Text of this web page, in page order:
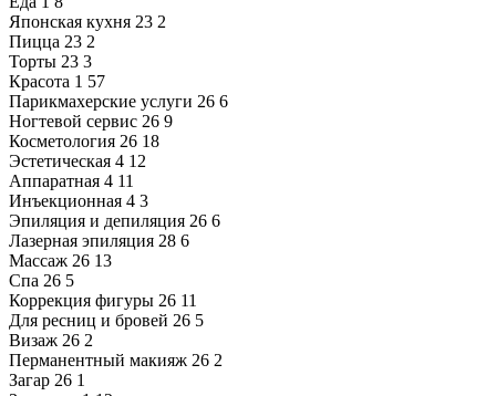
Японская кухня 23 2
Пицца 23 2
Торты 23 3
Красота 1 57
Парикмахерские услуги 26 6
Ногтевой сервис 26 9
Косметология 26 18
Эстетическая 4 12
Аппаратная 4 11
Инъекционная 4 3
Эпиляция и депиляция 26 6
Лазерная эпиляция 28 6
Массаж 26 13
Спа 26 5
Коррекция фигуры 26 11
Для ресниц и бровей 26 5
Визаж 26 2
Перманентный макияж 26 2
Загар 26 1